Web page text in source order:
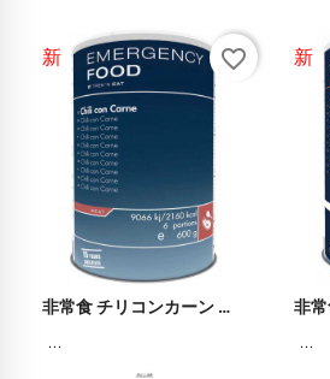
新
非常食 チリコンカーン 備蓄食品
...
favorite_border 新
...